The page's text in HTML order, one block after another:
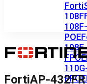
108F
108F-
POE
108F-
FPOE
FPOE
FortiAP-